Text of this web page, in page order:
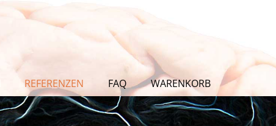
REFERENZEN FAQ WARENKORB